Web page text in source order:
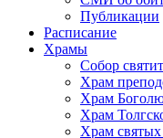
Публикации
Расписание
Храмы
Собор
Храм
Храм
Храм
Храм святых